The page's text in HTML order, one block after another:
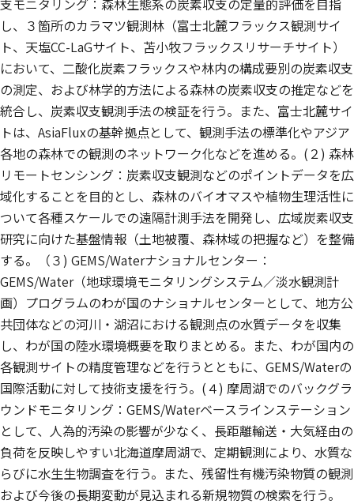
し、３箇所のカラマツ観測林（富士北麓フラックス観測サイ
ト、天塩CC-LaGサイト、苫小牧フラックスリサーチサイト）
において、二酸化炭素フラックスや林内の構成要別の炭素収支
の測定、および林学的方法による森林の炭素収支の推定などを
統合し、炭素収支観測手法の検証を行う。また、富士北麓サイ
トは、AsiaFluxの基幹拠点として、観測手法の標準化やアジア
各地の森林での観測のネットワーク化などを進める。(２) 森林
リモートセンシング：炭素収支観測などのポイントデータを広
域化することを目的とし、森林のバイオマスや植物生理活性に
ついて各種スケールでの遠隔計測手法を開発し、広域炭素収支
研究に向けた基盤情報（土地被覆、森林域の把握など）を整備
する。（３) GEMS/Waterナショナルセンター：
GEMS/Water（地球環境モニタリングシステム／淡水観測計
画）プログラムのわが国のナショナルセンターとして、地方公
共団体などの河川・湖沼における観測点の水質データを収集
し、わが国の陸水環境概要を取りまとめる。また、わが国内の
各観測サイトの精度管理などを行うとともに、GEMS/Waterの
国際活動に対して技術支援を行う。(４) 摩周湖でのバックグラ
ウンドモニタリング：GEMS/Waterベースラインステーション
として、人為的汚染の影響が少なく、長距離輸送・大気経由の
負荷を反映しやすい北海道摩周湖で、定期観測により、水質な
らびに水生生物調査を行う。また、残留性有機汚染物質の観測
および今後の長期変動が見込まれる新規物質の検索を行う。